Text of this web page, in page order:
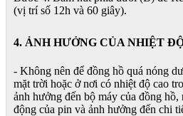
(vị trí số 12h và 60 giây).
4. ẢNH HƯỞNG CỦA NHIỆT
- Không nên để đồng hồ quá nóng
mặt trời hoặc ở nơi có nhiệt độ cao
ảnh hưởng đến bộ máy của đồng
động của pin và ảnh hưởng đến chi